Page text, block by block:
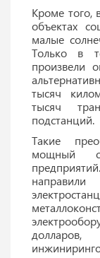
Кроме того,
объектах
малые
Только в
произвели
тысяч
тысяч
подстанций.
Такие
мощный